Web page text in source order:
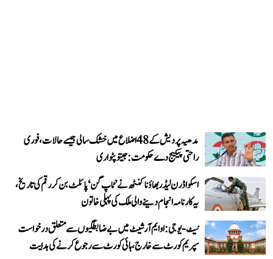
مدھیہ پردیش کے 48 اضلاع میں خشک سالی جیسے حالات، فوری
راحتی پیکیج دے حکومت: جیتو پٹواری
اسکواڈرن لیڈر بھاؤنا کنٹھ نے ’ٹاپ گن‘ پائلٹ بن کر رقم کی تاریخ،
یہ کارنامہ انجام دینے والی ملک کی پہلی خاتون
نیٹ-یو جی: او ایم آر شیٹ میں بے ضابطگیوں سے متعلق درخواست
سپریم کورٹ سے خارج، ہائی کورٹ سے رجوع کرنے کی ہدایت